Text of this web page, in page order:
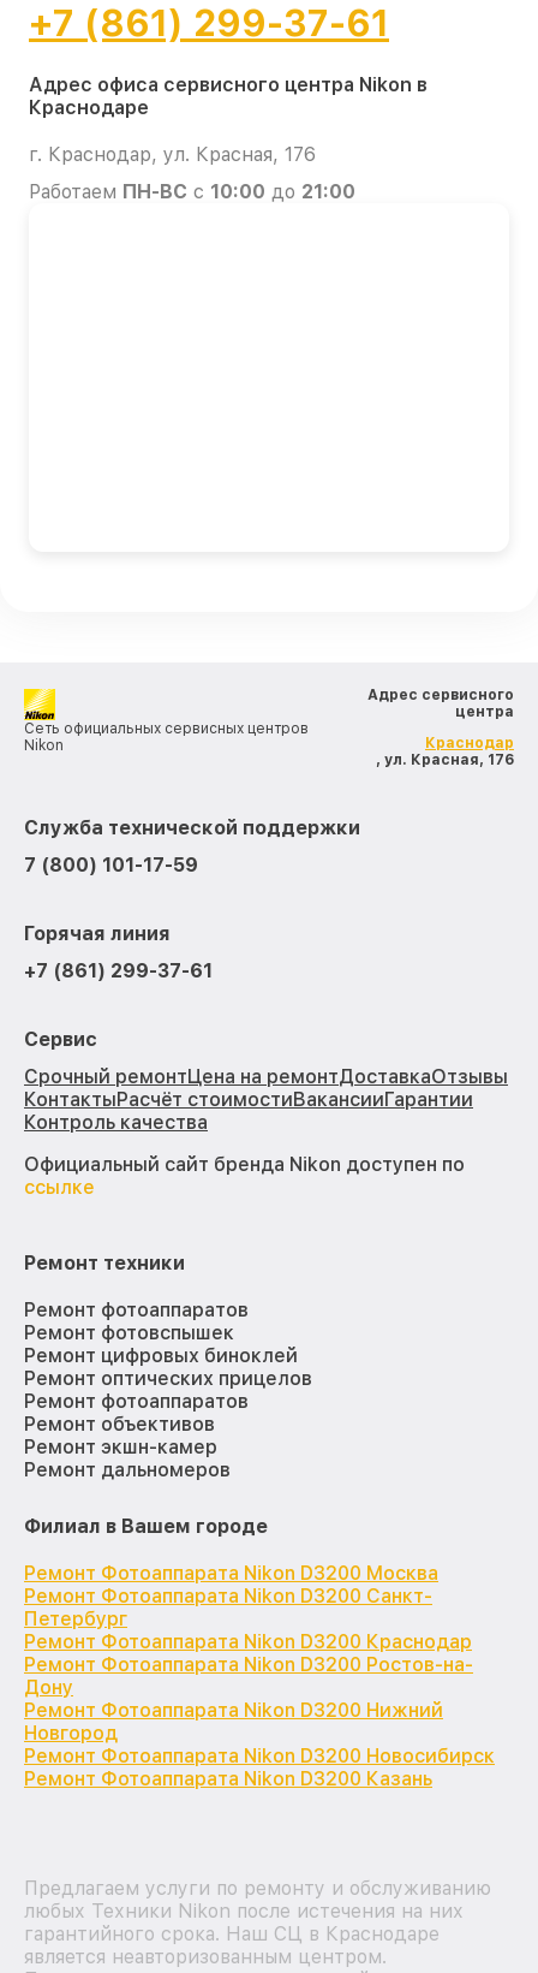
+7 (861) 299-37-61
Адрес офиса сервисного центра Nikon в
Краснодаре
г. Краснодар, ул. Красная, 176
Работаем ПН-ВС с 10:00 до 21:00
Сеть официальных сервисных центров
Nikon
Адрес сервисного
центра
Краснодар
, ул. Красная, 176
Служба технической поддержки
7 (800) 101-17-59
Горячая линия
+7 (861) 299-37-61
Сервис
Срочный ремонтЦена на ремонтДоставкаОтзывы
КонтактыРасчёт стоимостиВакансииГарантии
Контроль качества
Официальный сайт бренда Nikon доступен по
ссылке
Ремонт техники
Ремонт фотоаппаратов
Ремонт фотовспышек
Ремонт цифровых биноклей
Ремонт оптических прицелов
Ремонт фотоаппаратов
Ремонт объективов
Ремонт экшн-камер
Ремонт дальномеров
Филиал в Вашем городе
Ремонт Фотоаппарата Nikon D3200 Москва
Ремонт Фотоаппарата Nikon D3200 Санкт-
Петербург
Ремонт Фотоаппарата Nikon D3200 Краснодар
Ремонт Фотоаппарата Nikon D3200 Ростов-на-
Дону
Ремонт Фотоаппарата Nikon D3200 Нижний
Новгород
Ремонт Фотоаппарата Nikon D3200 Новосибирск
Ремонт Фотоаппарата Nikon D3200 Казань
Предлагаем услуги по ремонту и обслуживанию
любых Техники Nikon после истечения на них
гарантийного срока. Наш СЦ в Краснодаре
является неавторизованным центром.